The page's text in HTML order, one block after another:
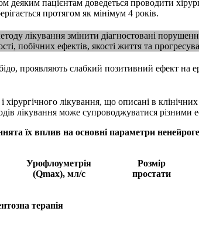
деяким пацієнтам доведеться проводити
протягом як мінімум 4 років.
лікування змінити діагностовані
побічних ефектів, якості життя та
проявляють слабкий позитивний ефект на
лікування, що описані в клінічних
лікування може супроводжуватися різними
їх вплив на основні параметри
Урофлоуметрія
(Qmax), мл/с
Розмір
простати
терапія